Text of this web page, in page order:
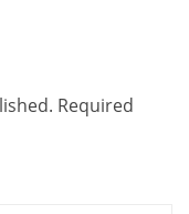
Required